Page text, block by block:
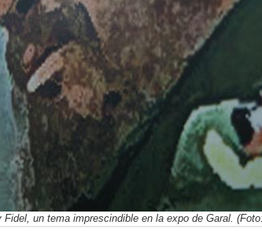
Fidel, un tema imprescindible en la expo de Garal.